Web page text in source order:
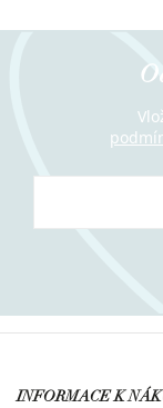
INFORMACE K